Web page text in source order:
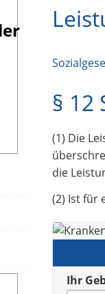
§ 12
(1) Die
die
(2) Ist für
Ihr